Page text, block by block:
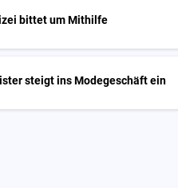
bittet um Mithilfe
steigt ins Modegeschäft ein